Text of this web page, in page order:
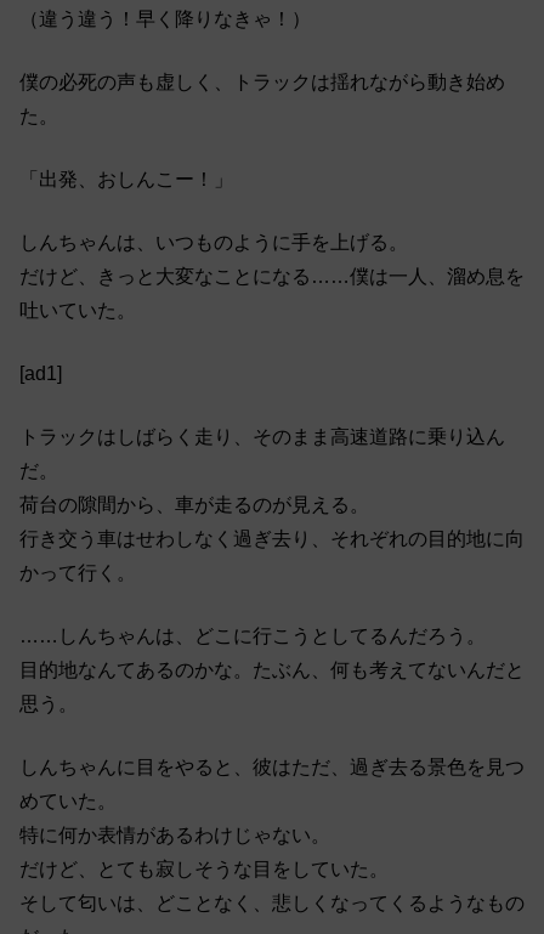
（違う違う！早く降りなきゃ！）
僕の必死の声も虚しく、トラックは揺れながら動き始め
た。
「出発、おしんこー！」
しんちゃんは、いつものように手を上げる。
だけど、きっと大変なことになる……僕は一人、溜め息を
吐いていた。
[ad1]
トラックはしばらく走り、そのまま高速道路に乗り込ん
だ。
荷台の隙間から、車が走るのが見える。
行き交う車はせわしなく過ぎ去り、それぞれの目的地に向
かって行く。
……しんちゃんは、どこに行こうとしてるんだろう。
目的地なんてあるのかな。たぶん、何も考えてないんだと
思う。
しんちゃんに目をやると、彼はただ、過ぎ去る景色を見つ
めていた。
特に何か表情があるわけじゃない。
だけど、とても寂しそうな目をしていた。
そして匂いは、どことなく、悲しくなってくるようなもの